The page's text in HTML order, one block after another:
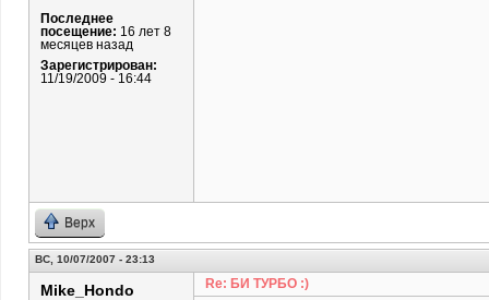
Последнее
посещение: 16 лет 8
месяцев назад
Зарегистрирован:
11/19/2009 - 16:44
Верх
ВС, 10/07/2007 - 23:13
Mike_Hondo
Re: БИ ТУРБО :)